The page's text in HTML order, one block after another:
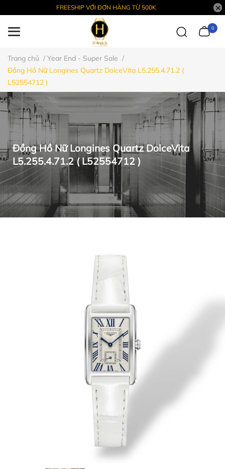
FREESHIP VỚI ĐƠN HÀNG TỪ 500K
0
Trang chủ / Year End - Super Sale /
Đồng Hồ Nữ Longines Quartz DolceVita L5.255.4.71.2 (
L52554712 )
Đồng Hồ Nữ Longines Quartz DolceVita
L5.255.4.71.2 ( L52554712 )